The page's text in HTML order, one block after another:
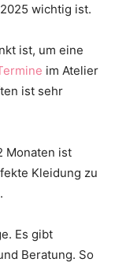
wichtig ist.
ist, um eine
im Atelier
ist sehr
Monaten ist
Kleidung zu
Es gibt
Beratung. So